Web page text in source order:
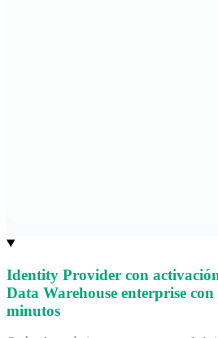
Identity Provider con
Data Warehouse enterprise
minutos